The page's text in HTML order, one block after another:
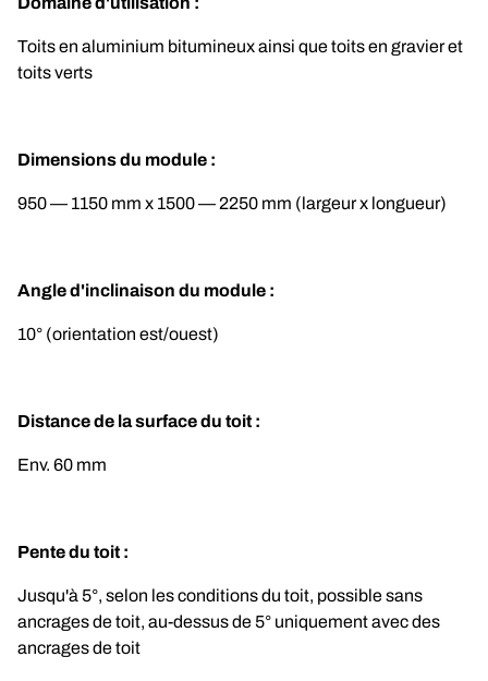
Toits en aluminium bitumineux ainsi que toits en gravier et
toits verts
Dimensions du module :
950 — 1150 mm x 1500 — 2250 mm (largeur x longueur)
Angle d'inclinaison du module :
10° (orientation est/ouest)
Distance de la surface du toit :
Env. 60 mm
Pente du toit :
Jusqu'à 5°, selon les conditions du toit, possible sans
ancrages de toit, au-dessus de 5° uniquement avec des
ancrages de toit